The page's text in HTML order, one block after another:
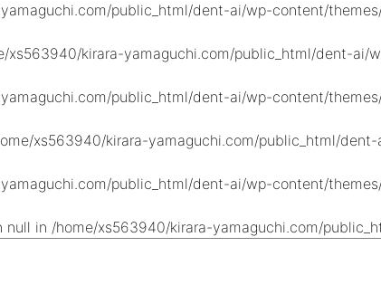
public_html/dent-ai/wp-content/
xs563940/kirara-yamaguchi.com/public_html/dent-ai/
public_html/dent-ai/wp-content/
xs563940/kirara-yamaguchi.com/public_html/
public_html/dent-ai/wp-content/
null in /home/xs563940/kirara-yamaguchi.com/